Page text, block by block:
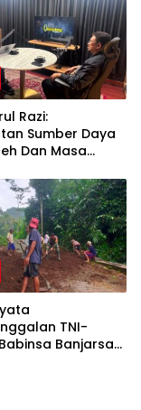
Razi:
Sumber Daya
Dan Masa
TNI-
Banjarsari